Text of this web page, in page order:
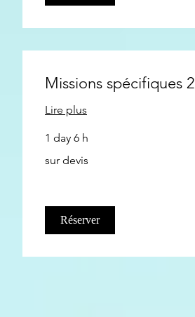
Missions spécifiques 2
Lire plus
1 day 6 h
devis
sur devis
Réserver